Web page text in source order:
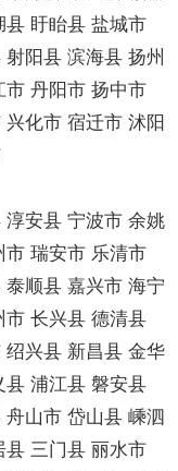
盱眙县 盐城市
阳县 滨海县 扬州
丹阳市 扬中市
化市 宿迁市 沭阳
安县 宁波市 余姚
瑞安市 乐清市
顺县 嘉兴市 海宁
长兴县 德清县
兴县 新昌县 金华
浦江县 磐安县
山市 岱山县 嵊泗
三门县 丽水市